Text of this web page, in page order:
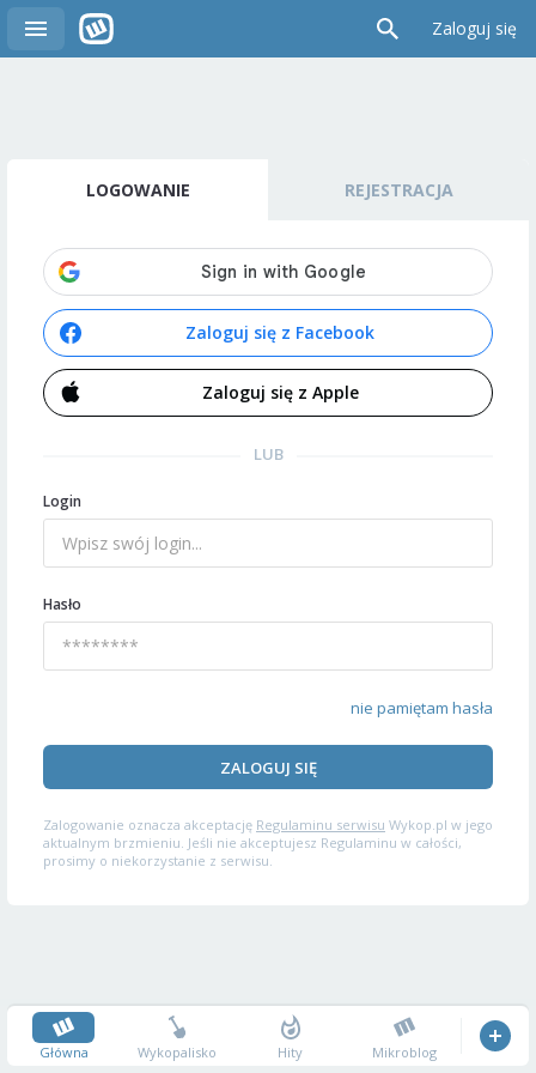
Zaloguj się
LOGOWANIE REJESTRACJA
Zaloguj się z Facebook
Zaloguj się z Apple
LUB
Login
Hasło
nie pamiętam hasła
ZALOGUJ SIĘ
Zalogowanie oznacza akceptację Regulaminu serwisu Wykop.pl w jego
aktualnym brzmieniu. Jeśli nie akceptujesz Regulaminu w całości,
prosimy o niekorzystanie z serwisu.
Główna Wykopalisko Hity Mikroblog